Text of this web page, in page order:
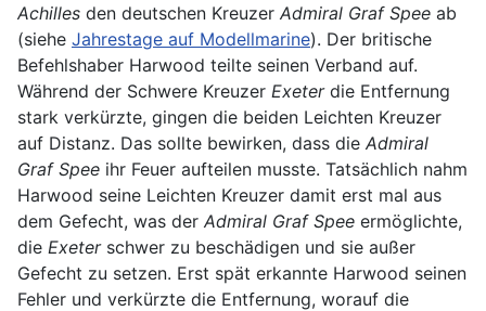
Achilles den deutschen Kreuzer Admiral Graf Spee ab
(siehe Jahrestage auf Modellmarine). Der britische
Befehlshaber Harwood teilte seinen Verband auf.
Während der Schwere Kreuzer Exeterdie Entfernung
stark verkürzte, gingen die beiden Leichten Kreuzer
auf Distanz. Das sollte bewirken, dass die Admiral
Graf Spee ihr Feuer aufteilen musste. Tatsächlich nahm
Harwood seine Leichten Kreuzer damit erst mal aus
dem Gefecht, was der Admiral Graf Spee ermöglichte,
die Exeterschwer zu beschädigen und sie außer
Gefecht zu setzen. Erst spät erkannte Harwood seinen
Fehler und verkürzte die Entfernung, worauf die